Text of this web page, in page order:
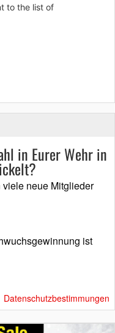
to the list of
in Eurer Wehr in
neue Mitglieder
ist
Datenschutzbestimmungen